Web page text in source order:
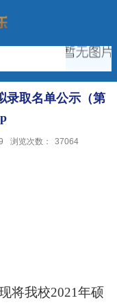
录取名单公示（第
浏览次数： 37064
将我校2021年硕